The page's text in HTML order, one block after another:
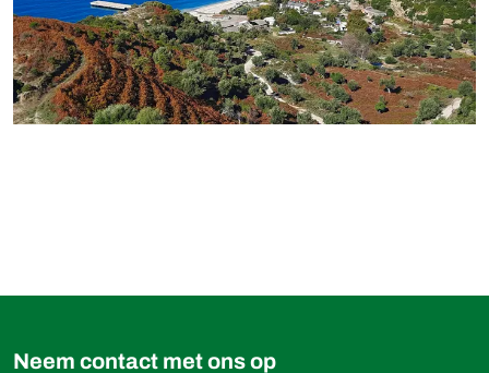
vanaf 999,00 € Boek
Neem contact met ons op